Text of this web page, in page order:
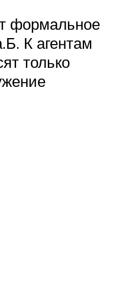
формальное
К агентам
только